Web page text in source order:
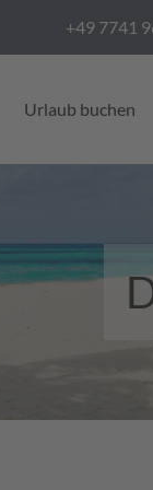
+49 7741
Urlaub buchen